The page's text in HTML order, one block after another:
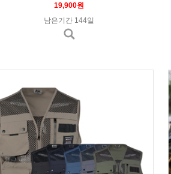
19,900원
남은기간 144일